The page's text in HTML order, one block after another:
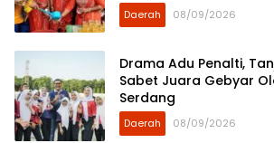
Daerah 08/09/2026
Drama Adu Penalti,
Sabet Juara Gebyar
Serdang
Daerah 08/09/2026